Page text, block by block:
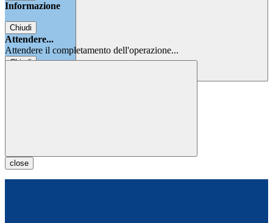
Informazione
Chiudi
Attendere...
Attendere il completamento dell'operazione...
Chiudi
close